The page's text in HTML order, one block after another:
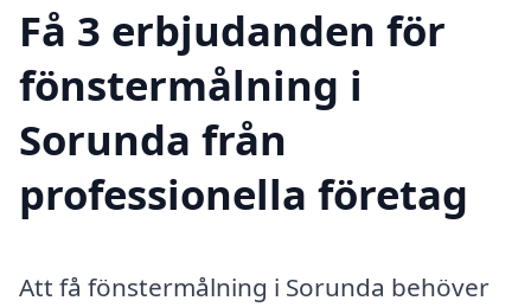
Få 3 erbjudanden för
fönstermålning i
Sorunda från
professionella företag
Att få fönstermålning i Sorunda behöver